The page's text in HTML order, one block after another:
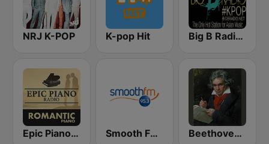
NRJ K-POP K-pop Hit Big B Radio - KPOP(인터넷 라디오)
Epic Piano - ROMANTIC PIANO Smooth FM 95.3 Sydney Beethoven Piano Sonatas